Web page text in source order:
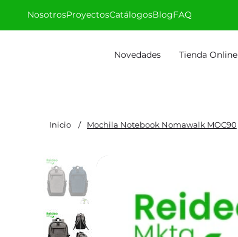
Novedades Tienda Online
NosotrosProyectosCatálogosBlogFAQ
Inicio / Mochila Notebook Nomawalk MOC90